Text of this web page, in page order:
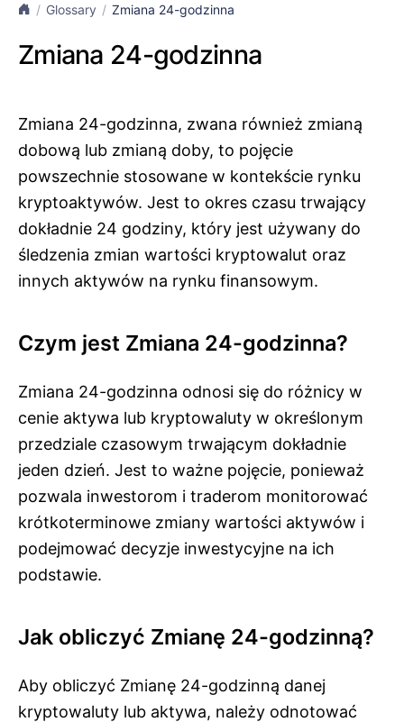
Glossary Zmiana 24-godzinna
Zmiana 24-godzinna
Zmiana 24-godzinna, zwana również zmianą
dobową lub zmianą doby, to pojęcie
powszechnie stosowane w kontekście rynku
kryptoaktywów. Jest to okres czasu trwający
dokładnie 24 godziny, który jest używany do
śledzenia zmian wartości kryptowalut oraz
innych aktywów na rynku finansowym.
Czym jest Zmiana 24-godzinna?
Zmiana 24-godzinna odnosi się do różnicy w
cenie aktywa lub kryptowaluty w określonym
przedziale czasowym trwającym dokładnie
jeden dzień. Jest to ważne pojęcie, ponieważ
pozwala inwestorom i traderom monitorować
krótkoterminowe zmiany wartości aktywów i
podejmować decyzje inwestycyjne na ich
podstawie.
Jak obliczyć Zmianę 24-godzinną?
Aby obliczyć Zmianę 24-godzinną danej
kryptowaluty lub aktywa, należy odnotować